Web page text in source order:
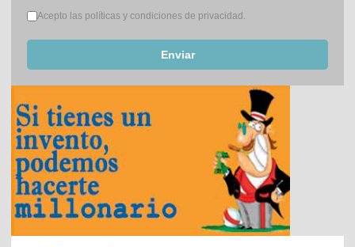
Términos del servicio*
Acepto las políticas y condiciones de privacidad.
Enviar